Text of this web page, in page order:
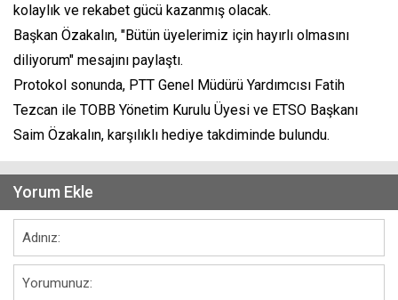
kolaylık ve rekabet gücü kazanmış olacak.
Başkan Özakalın, "Bütün üyelerimiz için hayırlı olmasını
diliyorum" mesajını paylaştı.
Protokol sonunda, PTT Genel Müdürü Yardımcısı Fatih
Tezcan ile TOBB Yönetim Kurulu Üyesi ve ETSO Başkanı
Saim Özakalın, karşılıklı hediye takdiminde bulundu.
Yorum Ekle